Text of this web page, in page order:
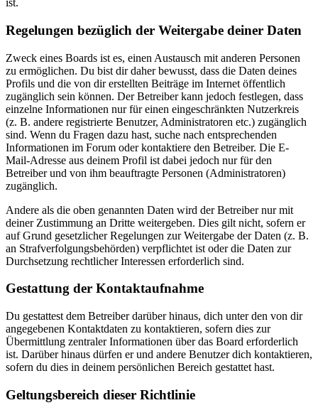
ist.
Regelungen bezüglich der Weitergabe deiner Daten
Zweck eines Boards ist es, einen Austausch mit anderen Personen
zu ermöglichen. Du bist dir daher bewusst, dass die Daten deines
Profils und die von dir erstellten Beiträge im Internet öffentlich
zugänglich sein können. Der Betreiber kann jedoch festlegen, dass
einzelne Informationen nur für einen eingeschränkten Nutzerkreis
(z. B. andere registrierte Benutzer, Administratoren etc.) zugänglich
sind. Wenn du Fragen dazu hast, suche nach entsprechenden
Informationen im Forum oder kontaktiere den Betreiber. Die E-
Mail-Adresse aus deinem Profil ist dabei jedoch nur für den
Betreiber und von ihm beauftragte Personen (Administratoren)
zugänglich.
Andere als die oben genannten Daten wird der Betreiber nur mit
deiner Zustimmung an Dritte weitergeben. Dies gilt nicht, sofern er
auf Grund gesetzlicher Regelungen zur Weitergabe der Daten (z. B.
an Strafverfolgungsbehörden) verpflichtet ist oder die Daten zur
Durchsetzung rechtlicher Interessen erforderlich sind.
Gestattung der Kontaktaufnahme
Du gestattest dem Betreiber darüber hinaus, dich unter den von dir
angegebenen Kontaktdaten zu kontaktieren, sofern dies zur
Übermittlung zentraler Informationen über das Board erforderlich
ist. Darüber hinaus dürfen er und andere Benutzer dich kontaktieren,
sofern du dies in deinem persönlichen Bereich gestattet hast.
Geltungsbereich dieser Richtlinie